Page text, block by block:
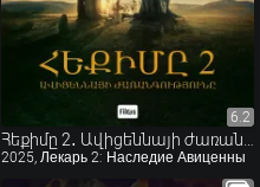
6.2
6.2
Հեքիմը 2․ Ավիցեննայի ժառանգությունը
2025, Лекарь 2: Наследие Авиценны